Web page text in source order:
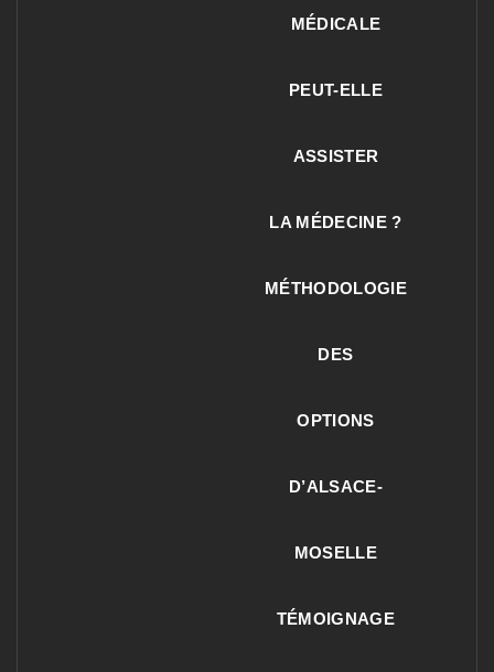
MÉDICALE
PEUT-ELLE
ASSISTER
LA MÉDECINE ?
MÉTHODOLOGIE
DES
OPTIONS
D’ALSACE-
MOSELLE
TÉMOIGNAGE